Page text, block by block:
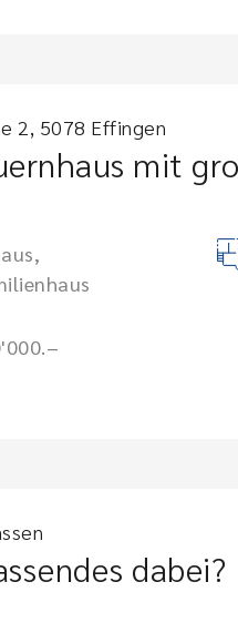
2, 5078 Effingen
mit
dabei?